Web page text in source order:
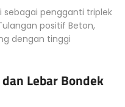
sebagai pengganti triplek
positif Beton,
dengan tinggi
Lebar Bondek